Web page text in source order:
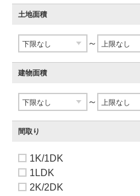
土地面積
～
建物面積
～
間取り
1K/1DK
1LDK
2K/2DK